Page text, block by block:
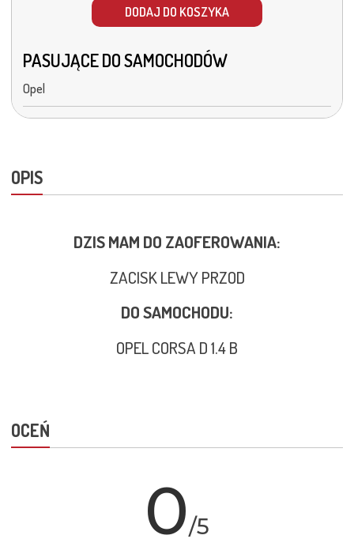
DODAJ DO KOSZYKA
PASUJĄCE DO SAMOCHODÓW
Opel
OPIS
DZIS MAM DO ZAOFEROWANIA:
ZACISK LEWY PRZOD
DO SAMOCHODU:
OPEL CORSA D 1.4 B
OCEŃ
0/5